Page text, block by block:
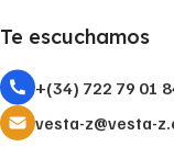
Te escuchamos
+(34) 722 79 01
vesta-z@vesta-